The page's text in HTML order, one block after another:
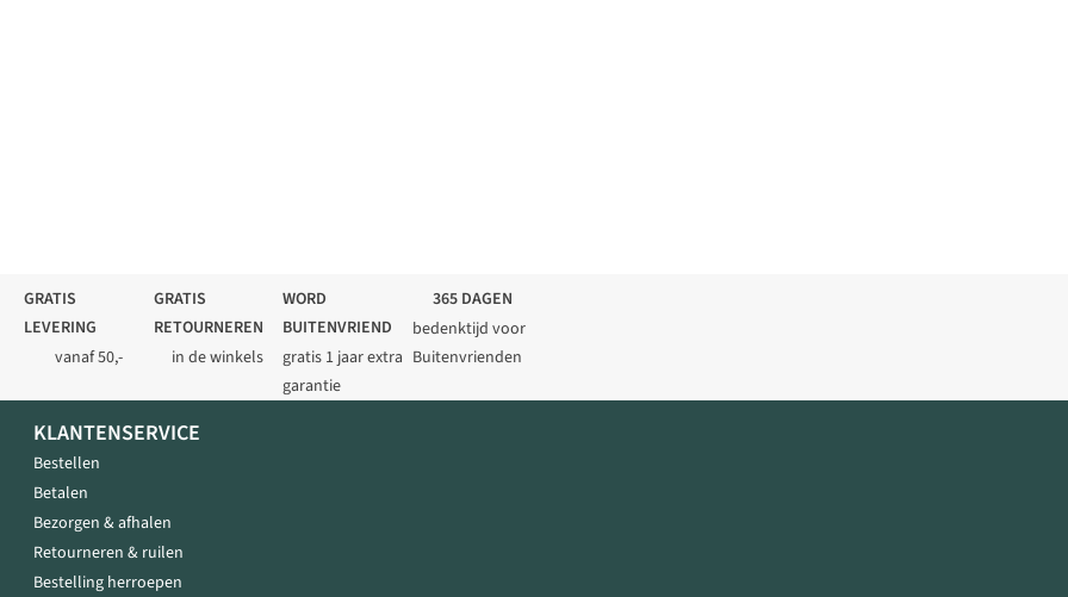
GRATIS
LEVERING
vanaf 50,-
GRATIS
RETOURNEREN
in de winkels
WORD
BUITENVRIEND
gratis 1 jaar extra
garantie
365 DAGEN
bedenktijd voor
Buitenvrienden
KLANTENSERVICE
Bestellen
Betalen
Bezorgen & afhalen
Retourneren & ruilen
Bestelling herroepen